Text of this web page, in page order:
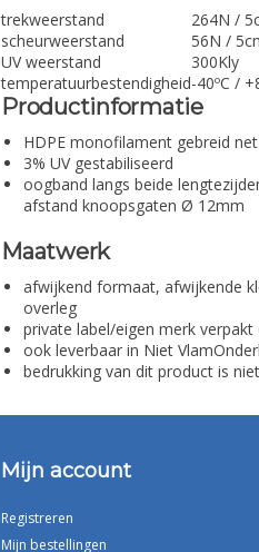
trekweerstand 264N /
scheurweerstand
56N /
UV weerstand
300Kly
temperatuurbestendigheid-40ºC /
Productinformatie
HDPE monofilament gebreid net
3% UV gestabiliseerd
oogband langs beide
afstand knoopsgaten Ø 12mm
Maatwerk
afwijkend formaat, afwijkende
overleg
private label/eigen merk verpakt
ook leverbaar in Niet
bedrukking van dit product is
Mijn account
Registreren
Mijn bestellingen